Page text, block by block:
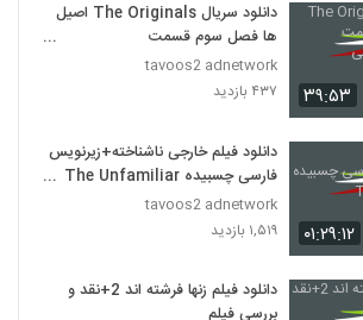
۳۹:۵۳
دانلود سریال The Originals اصیل
ها فصل سوم قسمت
نوزدهم+زیرنویس فارسی
tavoos2 adnetwork
۴۳۷ بازدید
۰۱:۲۹:۱۲
دانلود فیلم خارجی ناشناخته+زیرنویس
فارسی چسبیده The Unfamiliar
2020
tavoos2 adnetwork
۱,۵۱۹ بازدید
دانلود فیلم زنها فرشته اند 2+نقد و
بررسی فیلم